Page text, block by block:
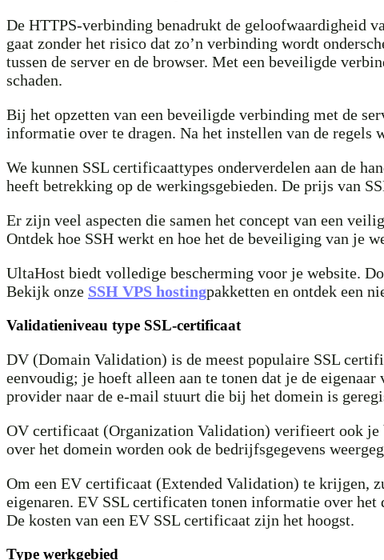
De HTTPS-verbinding benadrukt de geloofwaardigheid
gaat zonder het risico dat zo’n verbinding wordt
tussen de server en de browser. Met een beveiligde
schaden.
Bij het opzetten van een beveiligde verbinding met de
informatie over te dragen. Na het instellen van de regels
We kunnen SSL certificaattypes onderverdelen aan de
heeft betrekking op de werkingsgebieden. De prijs van
Er zijn veel aspecten die samen het concept van een
Ontdek hoe SSH werkt en hoe het de beveiliging van je
UltaHost biedt volledige bescherming voor je website.
Bekijk onze SSH VPS hostingpakketten en ontdek een
Validatieniveau type SSL-certificaat
DV (Domain Validation) is de meest populaire SSL
eenvoudig; je hoeft alleen aan te tonen dat je de
provider naar de e-mail stuurt die bij het domein is
OV certificaat (Organization Validation) verifieert ook je
over het domein worden ook de bedrijfsgegevens
Om een EV certificaat (Extended Validation) te krijgen,
eigenaren. EV SSL certificaten tonen informatie over het
De kosten van een EV SSL certificaat zijn het hoogst.
Type werkgebied